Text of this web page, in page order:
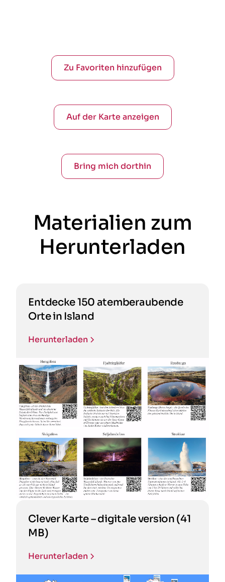
Zu Favoriten hinzufügen
Auf der Karte anzeigen
Bring mich dorthin
Materialien zum
Herunterladen
Entdecke 150 atemberaubende
Orte in Island
Herunterladen
Clever Karte – digitale version (41
MB)
Herunterladen